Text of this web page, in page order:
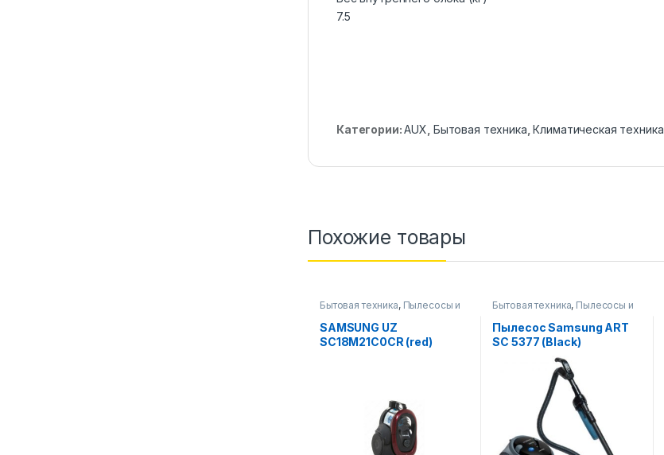
7.5
Категории:AUX, Бытовая техника, Климатическая техника
Похожие товары
Бытовая техника, Пылесосы и
SAMSUNG UZ
SC18M21C0CR (red)
Бытовая техника, Пылесосы и
Пылесос Samsung ART
SC 5377 (Black)